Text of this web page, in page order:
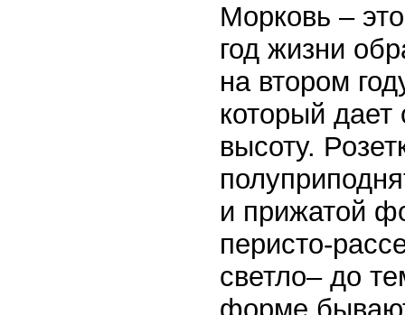
Морковь –
год жизни
на втором
который
высоту.
и прижатой
перисто-
светло– до